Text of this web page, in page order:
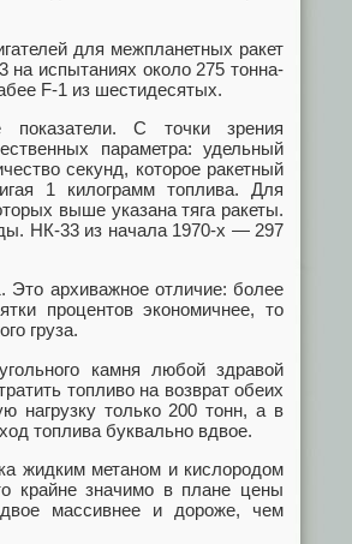
для межпланетных ракет
на испытаниях около 275 тонна-
F-1 из шестидесятых.
С точки зрения
параметра: удельный
секунд, которое ракетный
1 килограмм топлива. Для
выше указана тяга ракеты.
НК-33 из начала 1970-х — 297
Это архиважное отличие: более
процентов экономичнее, то
груза.
камня любой здравой
топливо на возврат обеих
нагрузку только 200 тонн, а в
топлива буквально вдвое.
жидким метаном и кислородом
крайне значимо в плане цены
массивнее и дороже, чем